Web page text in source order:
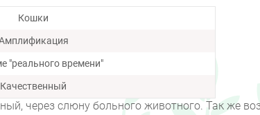
Кошки
"реального времени"
Качественный
через слюну больного животного. Так же